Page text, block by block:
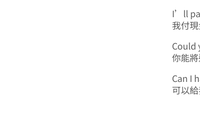
I’ll
我付
Could
你能
Can I
可以